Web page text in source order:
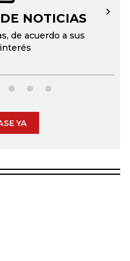
NOTICIAS
de acuerdo a sus
→
YA